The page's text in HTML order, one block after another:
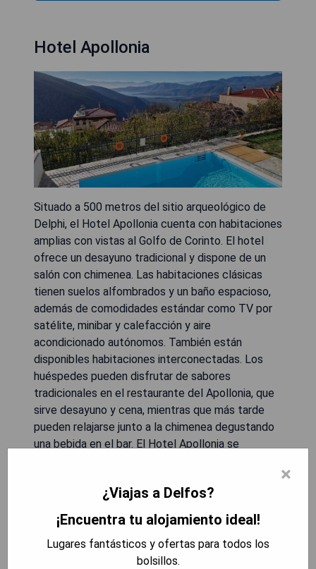
Hotel Apollonia
Situado a 500 metros del sitio arqueológico de
Delphi, el Hotel Apollonia cuenta con habitaciones
amplias con vistas al Golfo de Corinto. El hotel
ofrece un desayuno tradicional y dispone de un
salón con chimenea. Las habitaciones clásicas
tienen suelos alfombrados y un baño espacioso,
además de comodidades estándar como TV por
satélite, minibar y calefacción y aire
acondicionado autónomos. También están
disponibles habitaciones interconectadas. Los
huéspedes pueden disfrutar de sabores
tradicionales en el restaurante del Apollonia, que
sirve desayuno y cena, mientras que más tarde
pueden relajarse junto a la chimenea degustando
una bebida en el bar. El Hotel Apollonia se
encuentran a 20 km del hotel. Hay aparcamiento
público disponible justo enfrente.
- Vistas impresionantes al Golfo de Corinto.
- Desayuno tradicional delicioso.
×
¿Viajas a Delfos?
¡Encuentra tu alojamiento ideal!
Lugares fantásticos y ofertas para todos los
bolsillos.